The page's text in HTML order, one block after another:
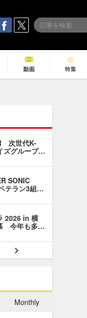
次世代K-
ズグループ…
SONIC
テラン3組…
2026 in 横
今年も多…
Monthly